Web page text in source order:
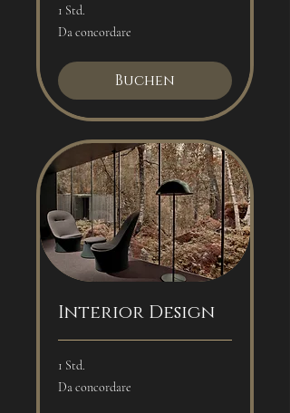
1 Std.
Da
concordare
Da concordare
Buchen
Interior Design
1 Std.
Da
concordare
Da concordare